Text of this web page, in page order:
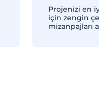
Projenizi en
için zengin
mizanpajları